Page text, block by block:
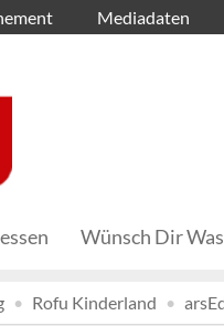
Mediadaten
Wünsch Dir
Rofu Kinderland